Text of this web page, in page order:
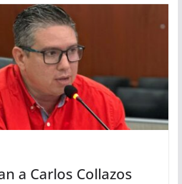
a Carlos Collazos